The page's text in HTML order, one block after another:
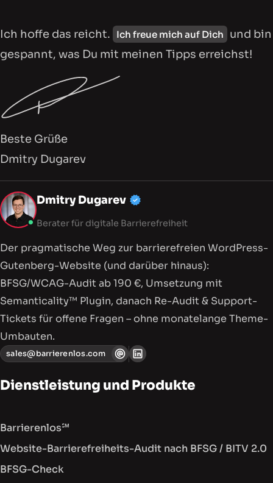
Ich hoffe das reicht. Ich freue mich auf Dich
und bin
gespannt, was Du mit meinen Tipps erreichst!
Beste Grüße
Dmitry Dugarev
Mein Profil,
Dmitry Dugarev
Berater für digitale Barrierefreiheit
Der pragmatische Weg zur barriere­freien WordPress-
Gutenberg-Website (und darüber hinaus):
BFSG/WCAG-Audit ab 190 €, Umsetzung mit
Semanticality™ Plugin, danach Re-Audit & Support-
Tickets für offene Fragen – ohne monatelange Theme-
Umbauten.
sales@barrierenlos.com
Dienstleistung und Produkte
Barrierenlos℠
Website-Barrierefreiheits-Audit nach BFSG / BITV 2.0
BFSG-Check